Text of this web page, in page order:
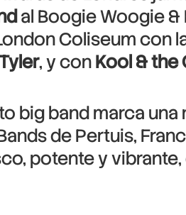
al Boogie Woogie
Coliseum con
, y conKool & the
big band marca
de Pertuis,
potente y